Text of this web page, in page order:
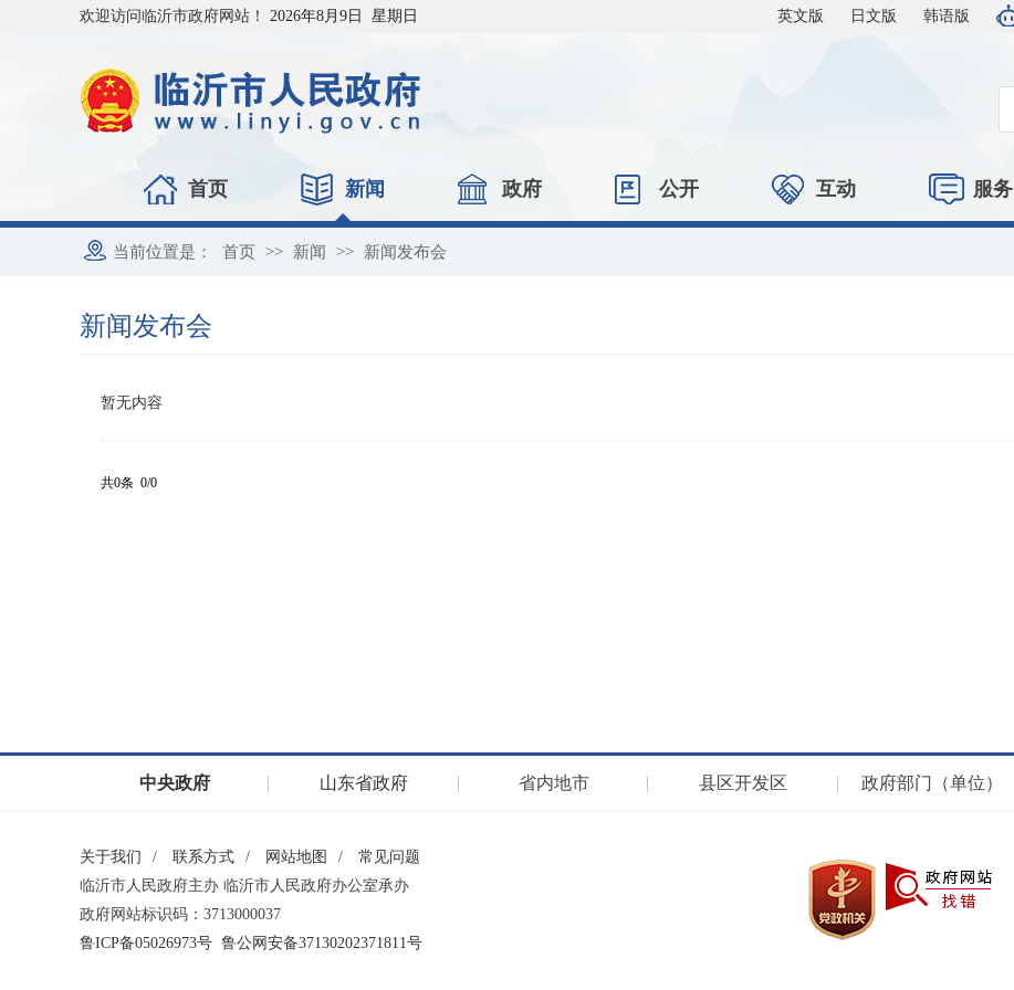
欢迎访问临沂市政府网站！ 2026年8月9日 星期日 英文版 日文版 韩语版
首页 新闻 政府 公开 互动 服务
当前位置是： 首页 >> 新闻 >> 新闻发布会
新闻发布会
暂无内容
共0条 0/0
中央政府 山东省政府 省内地市 县区开发区 政府部门（单位）
关于我们 / 联系方式 / 网站地图 /
常见问题
临沂市人民政府主办 临沂市人民政府办公室承办
政府网站标识码：3713000037
鲁ICP备05026973号 鲁公网安备37130202371811号